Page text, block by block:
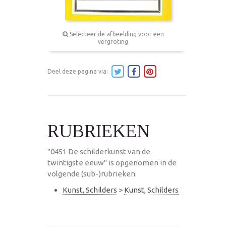
Selecteer de afbeelding voor een
vergroting
Deel deze pagina via:
RUBRIEKEN
"0451 De schilderkunst van de
twintigste eeuw" is opgenomen in de
volgende (sub-)rubrieken:
Kunst, Schilders > Kunst, Schilders